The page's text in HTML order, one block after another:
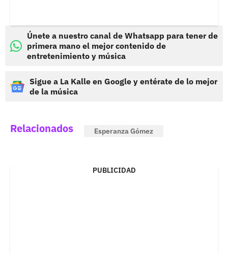
Únete a nuestro canal de Whatsapp para tener de
primera mano el mejor contenido de
entretenimiento y música
Sigue a La Kalle en Google y entérate de lo mejor
de la música
Relacionados Esperanza Gómez
PUBLICIDAD